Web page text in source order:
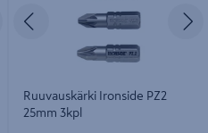
SeuraavaEdellinen
Ruuvauskärki Ironside PZ2
25mm 3kpl